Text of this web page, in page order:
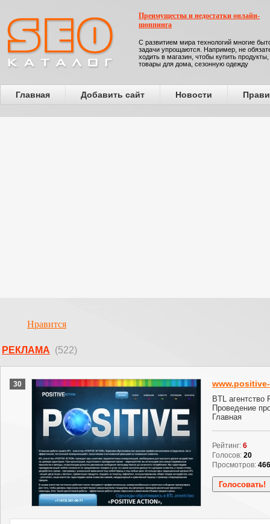
Преимущества и недостатки онлайн-
шоппинга
С развитием мира технологий многие
задачи упрощаются. Например, не
ходить в магазин, чтобы купить продукты,
товары для дома, сезонную одежду
Главная Добавить сайт Новости
Нравится
РЕКЛАМА (522)
30
BTL
Проведение
Главная
Рейтинг: 6
Голосов: 20
Просмотров: